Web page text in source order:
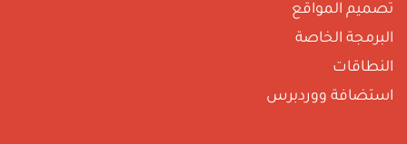
المواقع
الخاصة
ووردبرس